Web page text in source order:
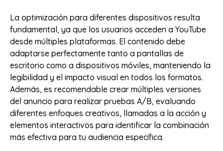
La optimización para diferentes dispositivos resulta
fundamental, ya que los usuarios acceden a YouTube
desde múltiples plataformas. El contenido debe
adaptarse perfectamente tanto a pantallas de
escritorio como a dispositivos móviles, manteniendo la
legibilidad y el impacto visual en todos los formatos.
Además, es recomendable crear múltiples versiones
del anuncio para realizar pruebas A/B, evaluando
diferentes enfoques creativos, llamadas a la acción y
elementos interactivos para identificar la combinación
más efectiva para tu audiencia específica.